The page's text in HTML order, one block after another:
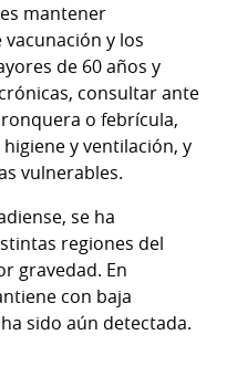
mantener
y los
de 60 años y
consultar ante
o febrícula,
y ventilación, y
vulnerables.
se ha
regiones del
gravedad. En
con baja
sido aún detectada.